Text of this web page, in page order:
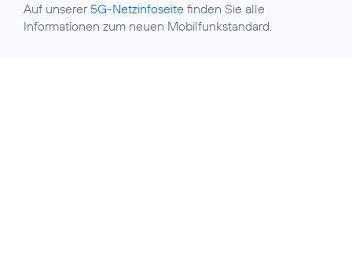
Auf unserer 5G-Netzinfoseite finden Sie alle
Informationen zum neuen Mobilfunkstandard.